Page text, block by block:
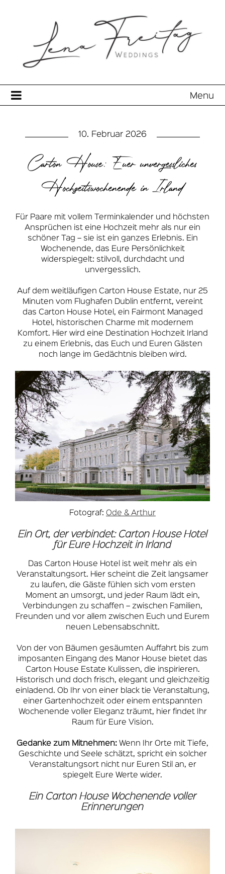
Menu
10. Februar 2026
Carton House: Euer unvergessliches
Hochzeitswochenende in Irland
Für Paare mit vollem Terminkalender und höchsten
Ansprüchen ist eine Hochzeit mehr als nur ein
schöner Tag – sie ist ein ganzes Erlebnis. Ein
Wochenende, das Eure Persönlichkeit
widerspiegelt: stilvoll, durchdacht und
unvergesslich.
Auf dem weitläufigen Carton House Estate, nur 25
Minuten vom Flughafen Dublin entfernt, vereint
das Carton House Hotel, ein Fairmont Managed
Hotel, historischen Charme mit modernem
Komfort. Hier wird eine Destination Hochzeit Irland
zu einem Erlebnis, das Euch und Euren Gästen
noch lange im Gedächtnis bleiben wird.
Fotograf: Ode & Arthur
Ein Ort, der verbindet: Carton House Hotel
für Eure Hochzeit in Irland
Das Carton House Hotel ist weit mehr als ein
Veranstaltungsort. Hier scheint die Zeit langsamer
zu laufen, die Gäste fühlen sich vom ersten
Moment an umsorgt, und jeder Raum lädt ein,
Verbindungen zu schaffen – zwischen Familien,
Freunden und vor allem zwischen Euch und Eurem
neuen Lebensabschnitt.
Von der von Bäumen gesäumten Auffahrt bis zum
imposanten Eingang des Manor House bietet das
Carton House Estate Kulissen, die inspirieren.
Historisch und doch frisch, elegant und gleichzeitig
einladend. Ob Ihr von einer black tie Veranstaltung,
einer Gartenhochzeit oder einem entspannten
Wochenende voller Eleganz träumt, hier findet Ihr
Raum für Eure Vision.
Gedanke zum Mitnehmen: Wenn Ihr Orte mit Tiefe,
Geschichte und Seele schätzt, spricht ein solcher
Veranstaltungsort nicht nur Euren Stil an, er
spiegelt Eure Werte wider.
Ein Carton House Wochenende voller
Erinnerungen